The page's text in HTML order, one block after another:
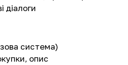
діалоги
система)
опис